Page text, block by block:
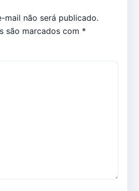
mail não será publicado.
são marcados com *